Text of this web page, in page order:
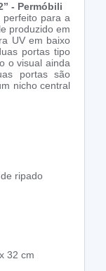
- Permóbili
para a
produzido em
UV em baixo
portas tipo
o visual ainda
portas são
nicho central
ripado
32 cm